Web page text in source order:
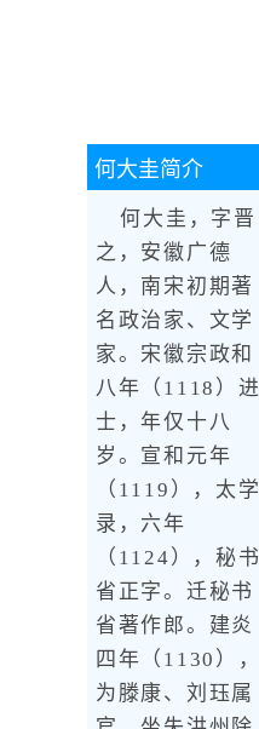
何大圭简介
何大圭，字晋
之，安徽广德
人，南宋初期著
名政治家、文学
家。宋徽宗政和
八年（1118）进
士，年仅十八
岁。宣和元年
（1119），太学
录，六年
（1124），秘书
省正字。迁秘书
省著作郎。建炎
四年（1130），
为滕康、刘珏属